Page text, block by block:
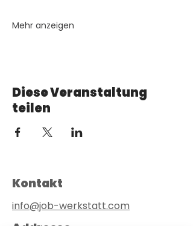
Mehr anzeigen
Diese Veranstaltung
teilen
Kontakt
info@job-werkstatt.com